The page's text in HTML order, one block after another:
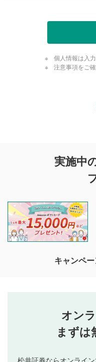
個人情報は入
注意事項をご
投稿するボタン
星で評価をすると投
投稿
を目的として、各動画コ
投稿ができます。利用者
閲覧および投稿を行うも
他の利用者が動画を視聴
待ちしております。
なお、投稿をもって、
行ってください。
当社は、利用者同士
ブルによって生じた
評価およびコメント
実施中
キャンペ
オン
まずは